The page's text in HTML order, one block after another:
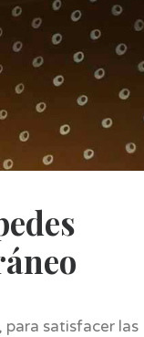
para satisfacer las